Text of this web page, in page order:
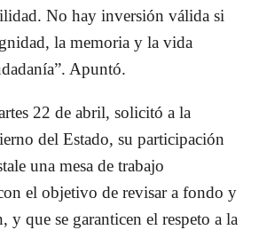
No hay inversión válida si
la memoria y la vida
Apuntó.
22 de abril, solicitó a la
del Estado, su participación
una mesa de trabajo
el objetivo de revisar a fondo y
y que se garanticen el respeto a la